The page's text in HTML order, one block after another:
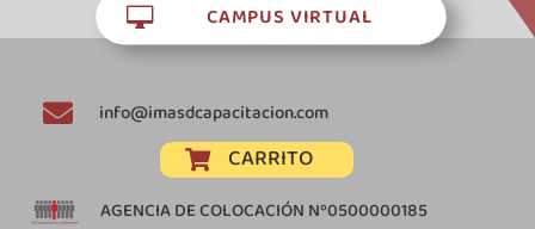
 CAMPUS VIRTUAL
 info@imasdcapacitacion.com
 CARRITO
AGENCIA DE COLOCACIÓN Nº0500000185